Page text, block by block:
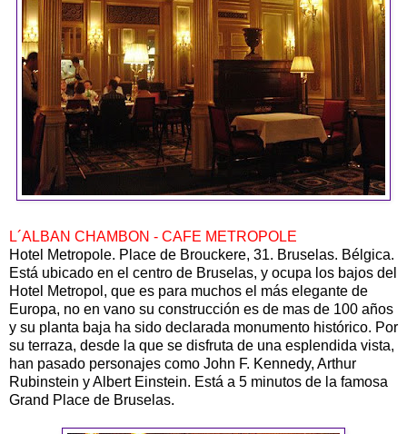
L´ALBAN CHAMBON - CAFE METROPOLE
Hotel Metropole. Place de Brouckere, 31. Bruselas. Bélgica.
Está ubicado en el centro de Bruselas, y ocupa los bajos del
Hotel Metropol, que es para muchos el más elegante de
Europa, no en vano su construcción es de mas de 100 años
y su planta baja ha sido declarada monumento histórico. Por
su terraza, desde la que se disfruta de una esplendida vista,
han pasado personajes como John F. Kennedy, Arthur
Rubinstein y Albert Einstein. Está a 5 minutos de la famosa
Grand Place de Bruselas.